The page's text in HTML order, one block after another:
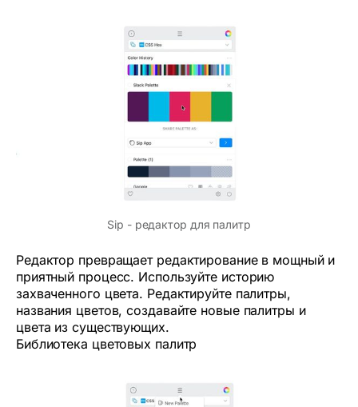
Sip - редактор для палитр
Редактор превращает редактирование в мощный и
приятный процесс. Используйте историю
захваченного цвета. Редактируйте палитры,
названия цветов, создавайте новые палитры и
цвета из существующих.
Библиотека цветовых палитр